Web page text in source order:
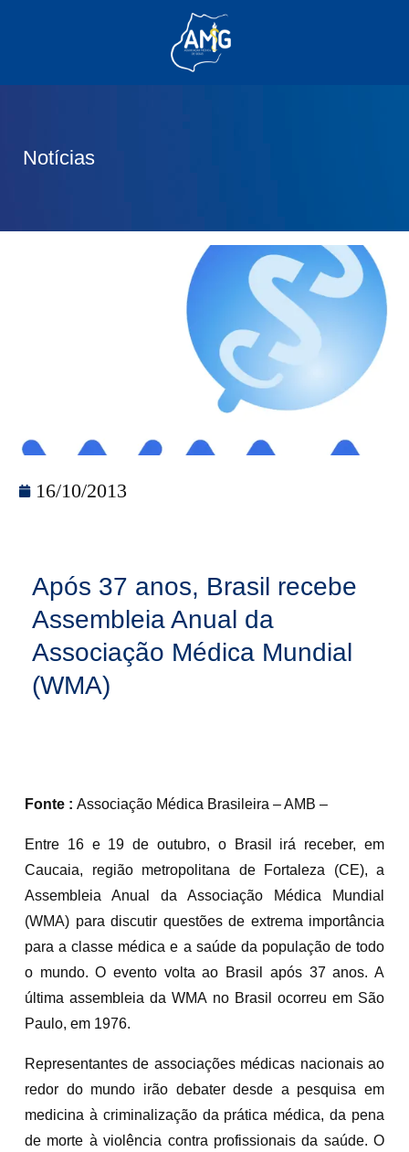
Notícias
16/10/2013
Após 37 anos, Brasil recebe
Assembleia Anual da
Associação Médica Mundial
(WMA)
Fonte : Associação Médica Brasileira – AMB –
Entre 16 e 19 de outubro, o Brasil irá receber, em
Caucaia, região metropolitana de Fortaleza (CE), a
Assembleia Anual da Associação Médica Mundial
(WMA) para discutir questões de extrema importância
para a classe médica e a saúde da população de todo
o mundo. O evento volta ao Brasil após 37 anos. A
última assembleia da WMA no Brasil ocorreu em São
Paulo, em 1976.
Representantes de associações médicas nacionais ao
redor do mundo irão debater desde a pesquisa em
medicina à criminalização da prática médica, da pena
de morte à violência contra profissionais da saúde. O